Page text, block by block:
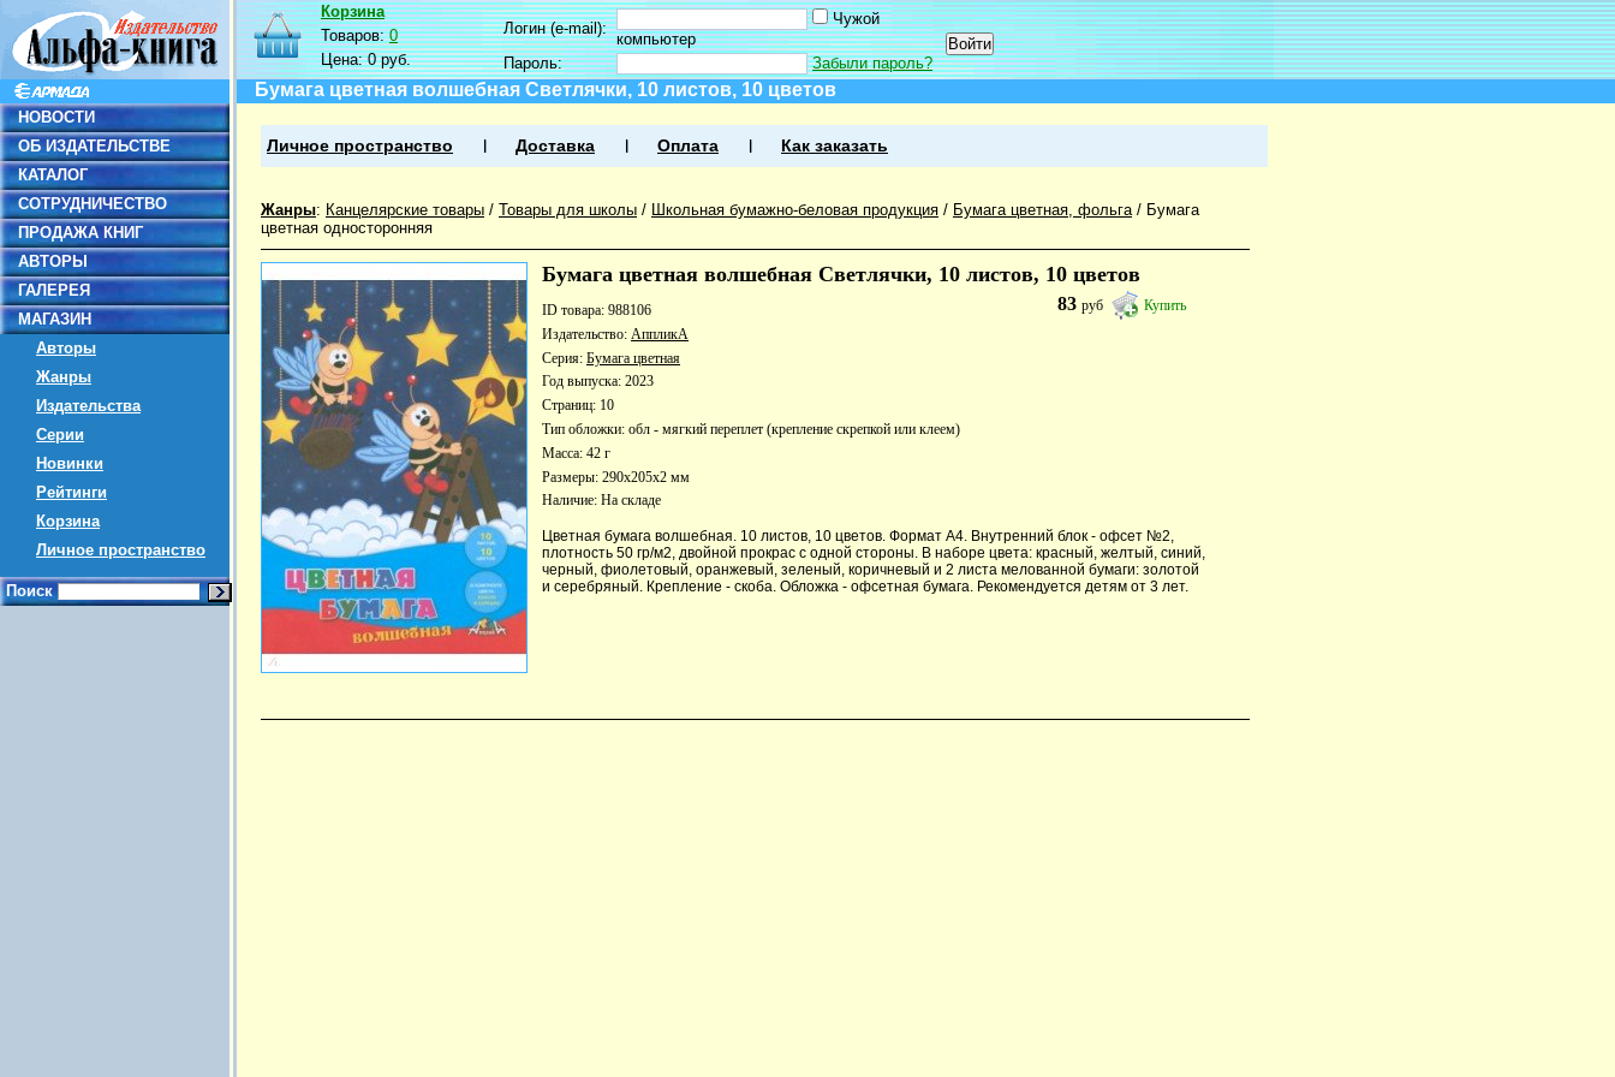
НОВОСТИ
ОБ ИЗДАТЕЛЬСТВЕ
КАТАЛОГ
СОТРУДНИЧЕСТВО
ПРОДАЖА КНИГ
АВТОРЫ
ГАЛЕРЕЯ
МАГАЗИН
Авторы
Жанры
Издательства
Серии
Новинки
Рейтинги
Корзина
Личное пространство
Поиск
Корзина
Товаров:0
Цена:0 руб.
Логин (e-mail):
Чужой
компьютер
Пароль:
Забыли пароль?
Бумага цветная волшебная Светлячки, 10 листов, 10 цветов
Личное пространство Доставка Оплата Как заказать
Жанры: Канцелярские товары / Товары для школы / Школьная бумажно-беловая продукция / Бумага цветная, фольга/ Бумага
цветная односторонняя
Бумага цветная волшебная Светлячки, 10 листов, 10 цветов
83руб Купить
ID товара: 988106
Издательство: АппликА
Серия: Бумага цветная
Год выпуска: 2023
Страниц: 10
Тип обложки: обл - мягкий переплет (крепление скрепкой или клеем)
Масса: 42 г
Размеры: 290x205x2 мм
Наличие: На складе
Цветная бумага волшебная. 10 листов, 10 цветов. Формат А4. Внутренний блок - офсет №2,
плотность 50 гр/м2, двойной прокрас с одной стороны. В наборе цвета: красный, желтый, синий,
черный, фиолетовый, оранжевый, зеленый, коричневый и 2 листа мелованной бумаги: золотой
и серебряный. Крепление - скоба. Обложка - офсетная бумага. Рекомендуется детям от 3 лет.